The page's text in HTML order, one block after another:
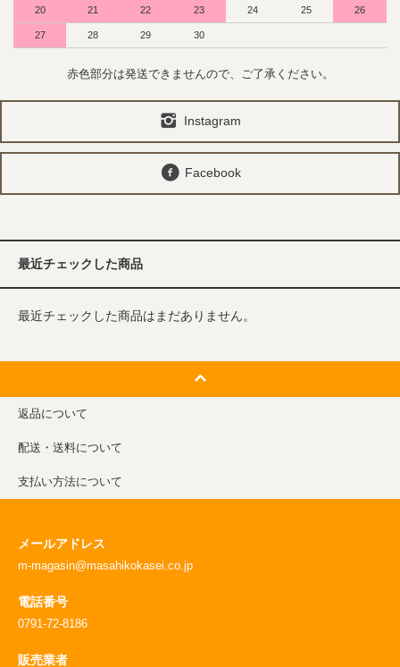
20 21 22 23 24 25 26
27 28 29 30
赤色部分は発送できませんので、ご了承ください。
Instagram
Facebook
最近チェックした商品
最近チェックした商品はまだありません。
返品について
配送・送料について
支払い方法について
メールアドレス
m-magasin@masahikokasei.co.jp
電話番号
0791-72-8186
販売業者